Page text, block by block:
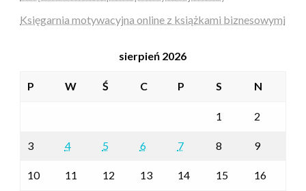
Księgarnia motywacyjna online z książkami biznesowymi
sierpień 2026
P W Ś C P S N
1 2
3 4 5 6 7 8 9
10 11 12 13 14 15 16